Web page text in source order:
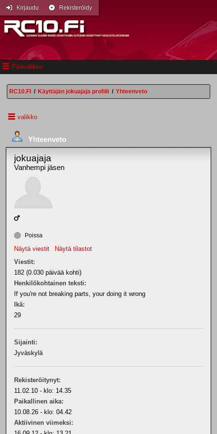
Päävalikko
Kirjaudu Rekisteröidy
RC10.FI / Käyttäjän jokuajaja profiili / Yhteenveto
valikko
Yhteenveto
jokuajaja
Vanhempi jäsen
Poissa
Näytä viestit
Näytä tilastot
Viestit:
182 (0.030 päivää kohti)
Henkilökohtainen teksti:
If you're not breaking parts, your doing it wrong
Ikä:
29
Sijainti:
Jyväskylä
Rekisteröitynyt:
11.02.10 - klo: 14.35
Paikallinen aika:
10.08.26 - klo: 04.42
Aktiivinen viimeksi: